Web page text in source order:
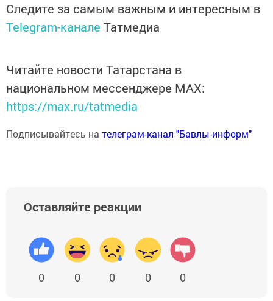
Следите за самым важным и интересным в
Telegram-канале Татмедиа
Читайте новости Татарстана в
национальном мессенджере MАХ:
https://max.ru/tatmedia
Подписывайтесь на телеграм-канал "Бавлы-информ"
Оставляйте реакции
0 0 0 0 0